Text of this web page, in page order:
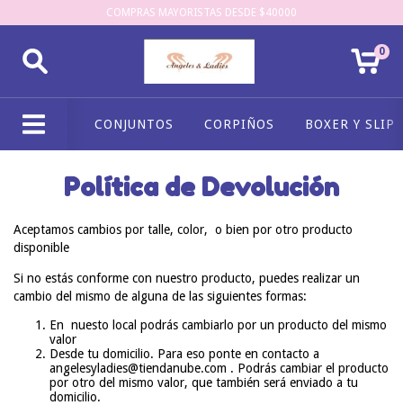
COMPRAS MAYORISTAS DESDE $40000
0
CONJUNTOS CORPIÑOS BOXER Y SLIP
Política de Devolución
Aceptamos cambios por talle, color, o bien por otro producto
disponible
Si no estás conforme con nuestro producto, puedes realizar un
cambio del mismo de alguna de las siguientes formas:
En nuesto local podrás cambiarlo por un producto del mismo
valor
Desde tu domicilio. Para eso ponte en contacto a
angelesyladies@tiendanube.com . Podrás cambiar el producto
por otro del mismo valor, que también será enviado a tu
domicilio.